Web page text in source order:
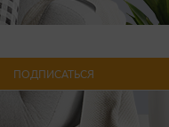
ПОДПИСАТЬСЯ